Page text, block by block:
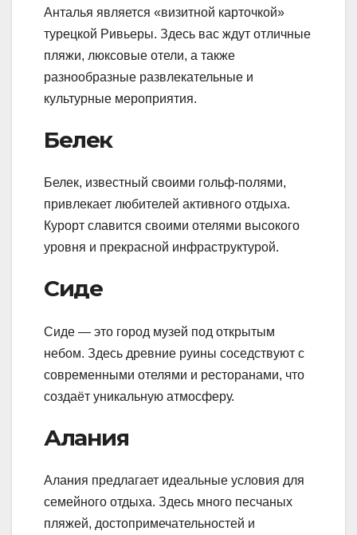
Анталья является «визитной карточкой»
турецкой Ривьеры. Здесь вас ждут отличные
пляжи, люксовые отели, а также
разнообразные развлекательные и
культурные мероприятия.
Белек
Белек, известный своими гольф-полями,
привлекает любителей активного отдыха.
Курорт славится своими отелями высокого
уровня и прекрасной инфраструктурой.
Сиде
Сиде — это город музей под открытым
небом. Здесь древние руины соседствуют с
современными отелями и ресторанами, что
создаёт уникальную атмосферу.
Алания
Алания предлагает идеальные условия для
семейного отдыха. Здесь много песчаных
пляжей, достопримечательностей и